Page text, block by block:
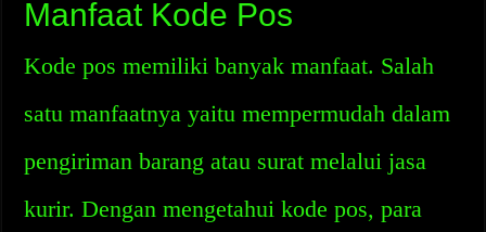
Manfaat Kode Pos
Kode pos memiliki banyak manfaat. Salah
satu manfaatnya yaitu mempermudah dalam
pengiriman barang atau surat melalui jasa
kurir. Dengan mengetahui kode pos, para